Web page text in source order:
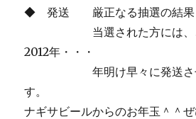
◆ 発送 厳正なる抽選の結果
当選された方には、ご
2012年・・・
年明け早々に発送させ
す。
ナギサビールからのお年玉＾＾